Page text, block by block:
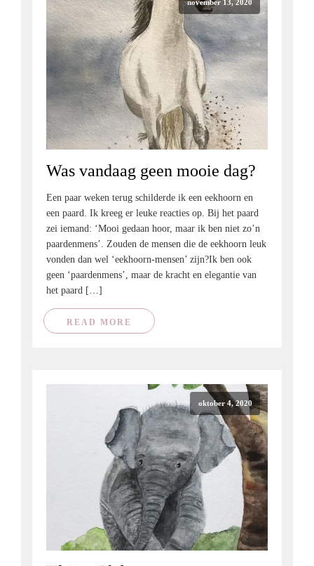
november 13, 2020
Was vandaag geen mooie dag?
Een paar weken terug schilderde ik een eekhoorn en
een paard. Ik kreeg er leuke reacties op. Bij het paard
zei iemand: ‘Mooi gedaan hoor, maar ik ben niet zo’n
paardenmens’. Zouden de mensen die de eekhoorn leuk
vonden dan wel ‘eekhoorn-mensen’ zijn?Ik ben ook
geen ‘paardenmens’, maar de kracht en elegantie van
het paard […]
READ MORE
oktober 4, 2020